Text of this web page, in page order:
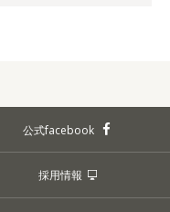
公式facebook
採用情報